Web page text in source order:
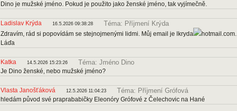
Dino je mužské jméno. Pokud je použito jako ženské jméno, tak vyjímečně.
Ladislav Krýda 16.5.2026 09:38:28 Téma: Příjmení Krýda
Zdravím, rád si popovídám se stejnojmenými lidmi. Můj email je lkryda
hotmail.com.
Láďa
Katka 14.5.2026 15:23:26 Téma: Jméno Dino
Je Dino ženské, nebo mužské jméno?
Vlasta Janošťáková 12.5.2026 11:04:23 Téma: Příjmení Grófová
hledám původ své praprababičky Eleonóry Grófové z Čelechovic na Hané